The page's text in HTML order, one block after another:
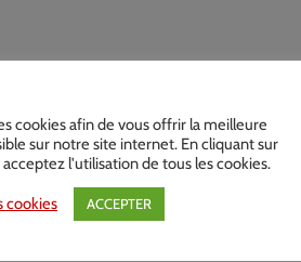
cookies afin de vous offrir la meilleure
sur notre site internet. En cliquant sur
l'utilisation de tous les cookies.
cookies ACCEPTER